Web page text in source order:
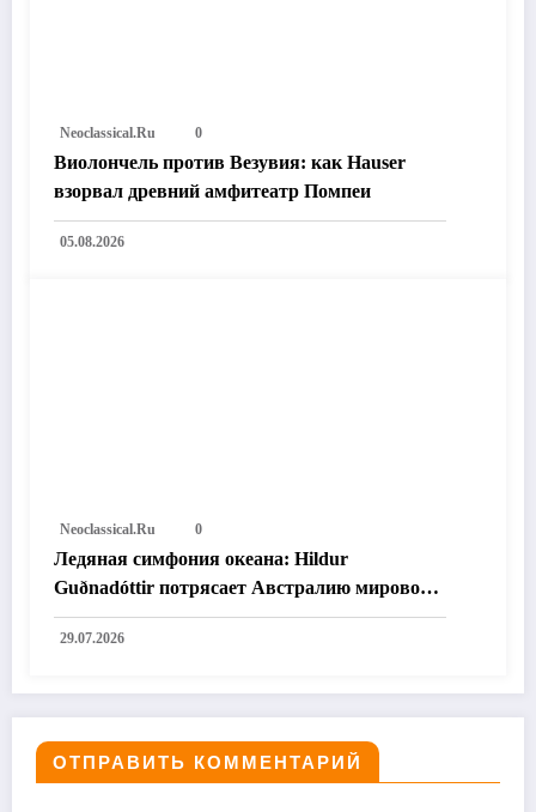
Neoclassical.ru 0
Виолончель против Везувия: как Hauser
взорвал древний амфитеатр Помпеи
05.08.2026
Neoclassical.ru 0
Ледяная симфония океана: Hildur
Guðnadóttir потрясает Австралию мировой
премьерой «Time and the Water»
29.07.2026
ОТПРАВИТЬ КОММЕНТАРИЙ